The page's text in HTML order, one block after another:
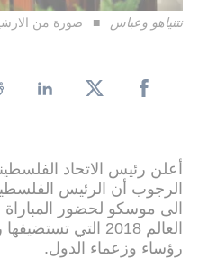
نتنياهو وعباس صورة من
أعلن رئيس الاتحاد
الرجوب أن الرئيس
الى موسكو لحضور
العالم 2018 التي
رؤساء وزعماء الدول.